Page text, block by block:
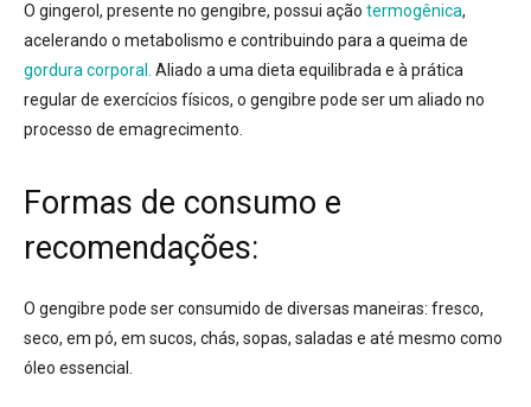
O gingerol, presente no gengibre, possui ação termogênica,
acelerando o metabolismo e contribuindo para a queima de
gordura corporal. Aliado a uma dieta equilibrada e à prática
regular de exercícios físicos, o gengibre pode ser um aliado no
processo de emagrecimento.
Formas de consumo e
recomendações:
O gengibre pode ser consumido de diversas maneiras: fresco,
seco, em pó, em sucos, chás, sopas, saladas e até mesmo como
óleo essencial.